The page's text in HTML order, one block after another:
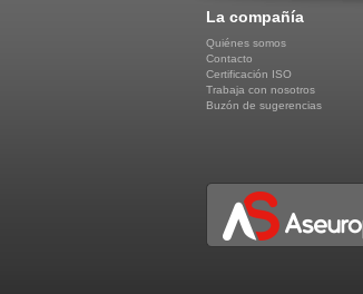
La compañía
Quiénes somos
Contacto
Certificación ISO
Trabaja con nosotros
Buzón de sugerencias